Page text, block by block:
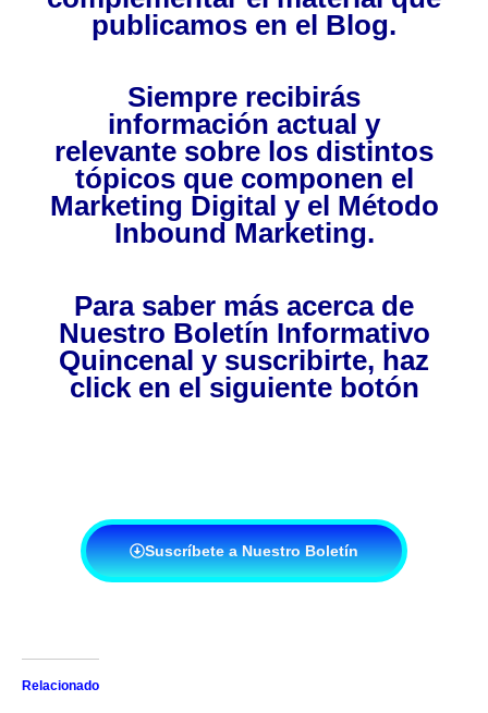
publicamos en el Blog.
Siempre recibirás
información actual y
relevante sobre los distintos
tópicos que componen el
Marketing Digital y el Método
Inbound Marketing.
Para saber más acerca de
Nuestro Boletín Informativo
Quincenal y suscribirte, haz
click en el siguiente botón
Suscríbete a Nuestro Boletín
Relacionado